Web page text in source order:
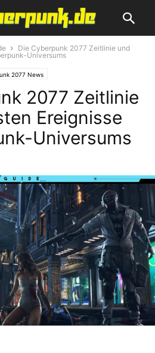
Die Cyberpunk 2077 Zeitlinie und
Universums
2077 News
2077 Zeitlinie
Ereignisse
Universums